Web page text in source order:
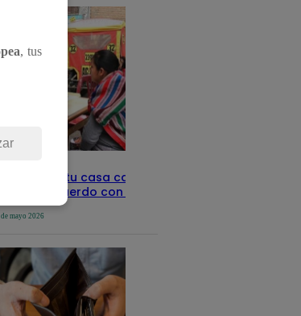
tu DNI si tu casa califica
de acuerdo con el Sisfoh
mayo 2026
, tus